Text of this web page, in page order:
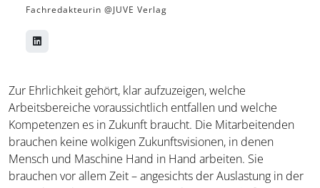
Fachredakteurin @JUVE Verlag
Zur Ehrlichkeit gehört, klar aufzuzeigen, welche
Arbeitsbereiche voraussichtlich entfallen und welche
Kompetenzen es in Zukunft braucht. Die Mitarbeitenden
brauchen keine wolkigen Zukunftsvisionen, in denen
Mensch und Maschine Hand in Hand arbeiten. Sie
brauchen vor allem Zeit – angesichts der Auslastung in der